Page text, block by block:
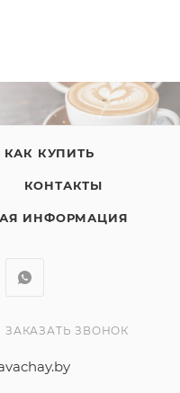
КАК КУПИТЬ
КОНТАКТЫ
ИНФОРМАЦИЯ
ЗАКАЗАТЬ ЗВОНОК